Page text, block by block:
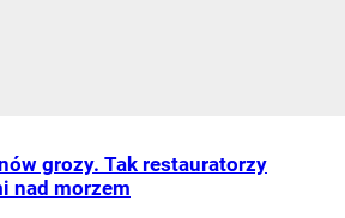
grozy. Tak restauratorzy
nad morzem